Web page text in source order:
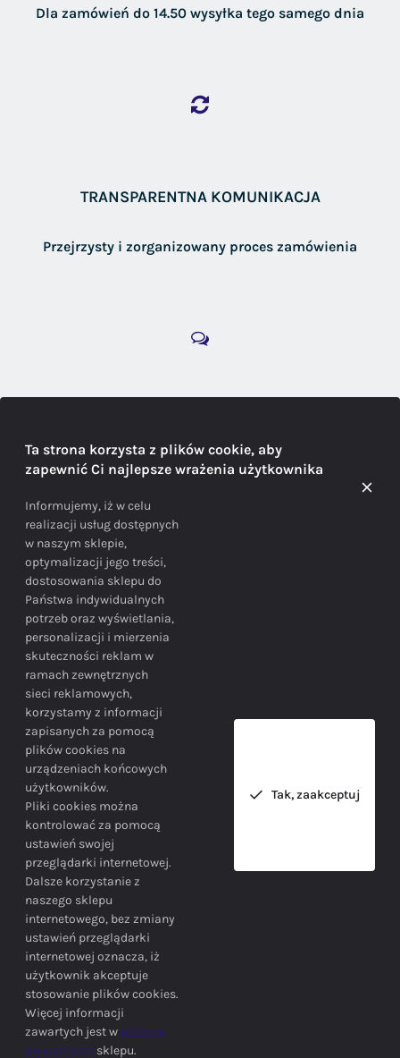
Dla zamówień do 14.50 wysyłka tego samego dnia
TRANSPARENTNA KOMUNIKACJA
Przejrzysty i zorganizowany proces zamówienia
Doradzamy na każdym etapie zakupu
BEZPIECZEŃSTWO
Bezpieczne zakupy gwarantowane!
INFORMACJE
SIEDZIBA FIRMY
Ta strona korzysta z plików cookie, aby
zapewnić Ci najlepsze wrażenia użytkownika
Informujemy, iż w celu
realizacji usług dostępnych
w naszym sklepie,
optymalizacji jego treści,
dostosowania sklepu do
Państwa indywidualnych
potrzeb oraz wyświetlania,
personalizacji i mierzenia
skuteczności reklam w
ramach zewnętrznych
sieci reklamowych,
korzystamy z informacji
zapisanych za pomocą
plików cookies na
urządzeniach końcowych
użytkowników.
Pliki cookies można
kontrolować za pomocą
ustawień swojej
przeglądarki internetowej.
Dalsze korzystanie z
naszego sklepu
internetowego, bez zmiany
ustawień przeglądarki
internetowej oznacza, iż
użytkownik akceptuje
stosowanie plików cookies.
Więcej informacji
zawartych jest w polityce
prywatności sklepu.
Tak, zaakceptuj